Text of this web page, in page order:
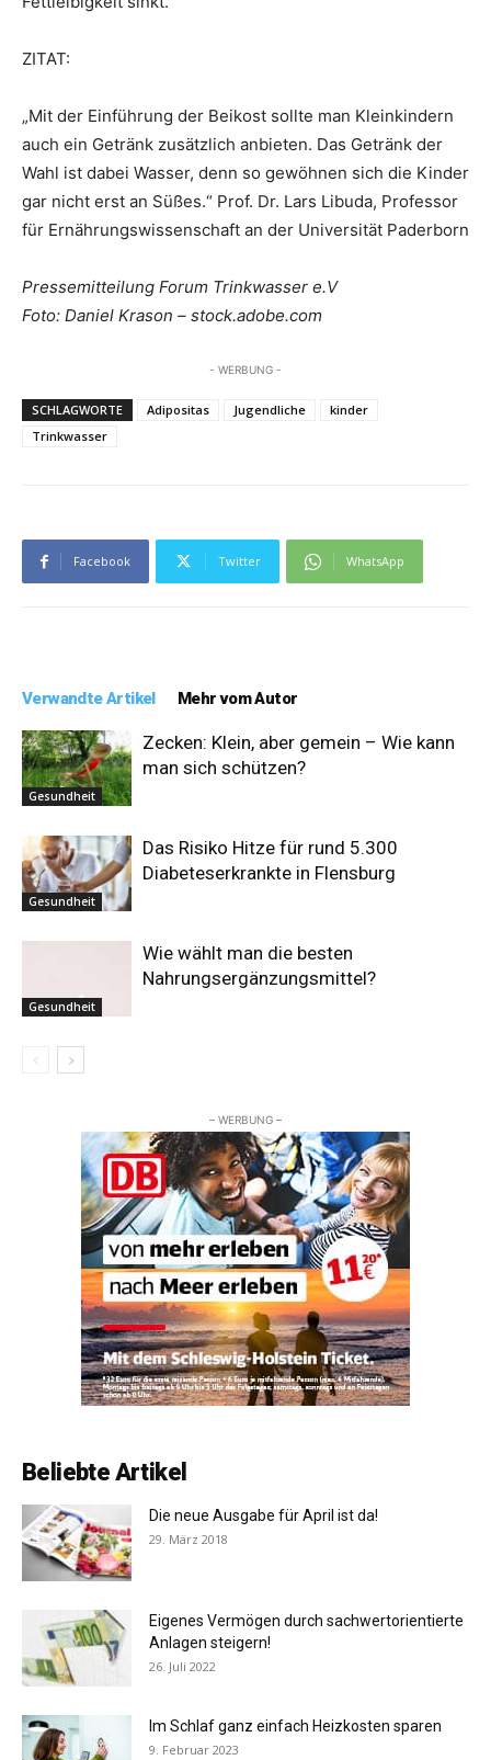
ZITAT:
„Mit der Einführung der Beikost sollte man Kleinkindern
auch ein Getränk zusätzlich anbieten. Das Getränk der
Wahl ist dabei Wasser, denn so gewöhnen sich die Kinder
gar nicht erst an Süßes.“ Prof. Dr. Lars Libuda, Professor
für Ernährungswissenschaft an der Universität Paderborn
Pressemitteilung Forum Trinkwasser e.V
Foto: Daniel Krason – stock.adobe.com
- WERBUNG -
SCHLAGWORTE Adipositas Jugendliche
kinder
Trinkwasser
Facebook Twitter WhatsApp
Verwandte Artikel Mehr vom Autor
Gesundheit
Zecken: Klein, aber gemein – Wie kann
man sich schützen?
Gesundheit
Das Risiko Hitze für rund 5.300
Diabeteserkrankte in Flensburg
Gesundheit
Wie wählt man die besten
Nahrungsergänzungsmittel?
– WERBUNG –
Beliebte Artikel
Die neue Ausgabe für April ist da!
29. März 2018
Eigenes Vermögen durch sachwertorientierte
Anlagen steigern!
26. Juli 2022
Im Schlaf ganz einfach Heizkosten sparen
9. Februar 2023